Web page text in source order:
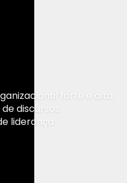
forte e alta
discursos
liderança.